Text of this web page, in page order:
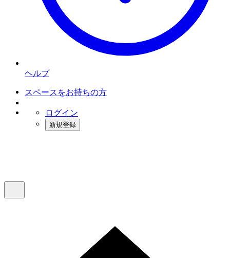
ヘルプ
スペースをお持ちの方
ログイン
新規登録